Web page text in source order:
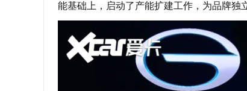
能基础上，启动了产能扩建工作，为品牌独